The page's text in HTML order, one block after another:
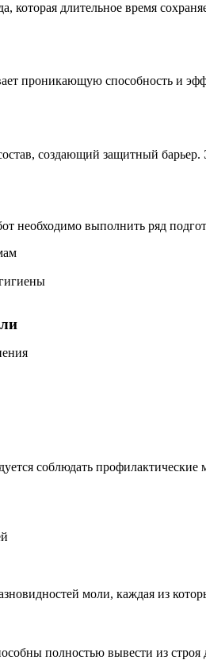
которая длительное время
проникающую способность
создающий защитный
необходимо выполнить ряд
соблюдать
моли, каждая из
полностью вывести из строя